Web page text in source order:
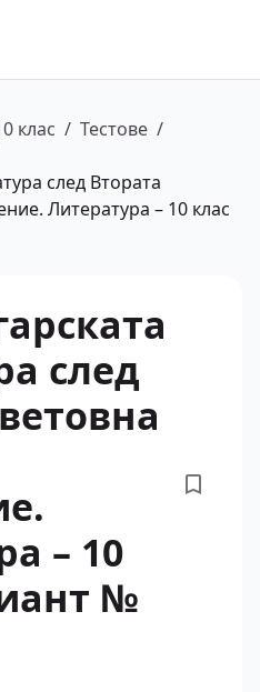
клас / Тестове /
след Втората
Литература – 10 клас
след
– 10
№